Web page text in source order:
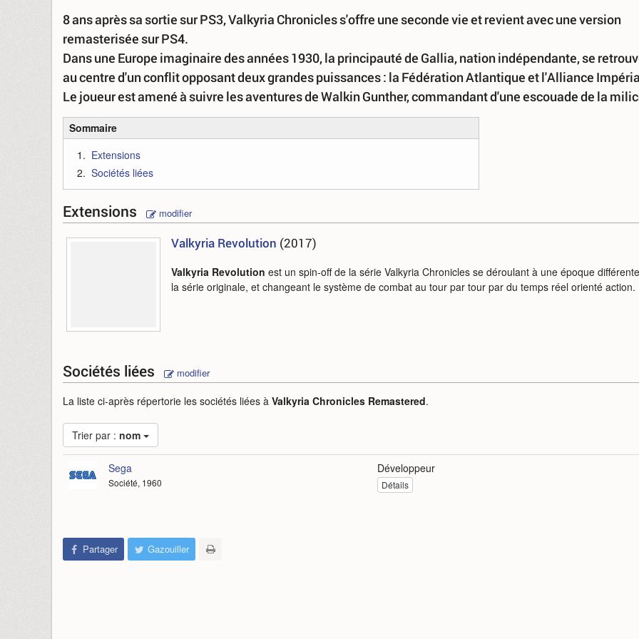
8 ans après sa sortie sur PS3, Valkyria Chronicles s'offre une seconde vie et revient avec une version
remasterisée sur PS4.
Dans une Europe imaginaire des années 1930, la principauté de Gallia, nation indépendante, se
au centre d'un conflit opposant deux grandes puissances : la Fédération Atlantique et l'Alliance
Le joueur est amené à suivre les aventures de Walkin Gunther, commandant d'une escouade de la
Sommaire
Extensions
Sociétés liées
Extensions modifier
Valkyria Revolution (2017)
Valkyria Revolution est un spin-off de la série Valkyria Chronicles se déroulant à une époque
la série originale, et changeant le système de combat au tour par tour par du temps réel orienté action.
Sociétés liées modifier
La liste ci-après répertorie les sociétés liées à Valkyria Chronicles Remastered.
Trier par : nom
Sega
Société, 1960
Développeur
Détails
Partager Gazouiller